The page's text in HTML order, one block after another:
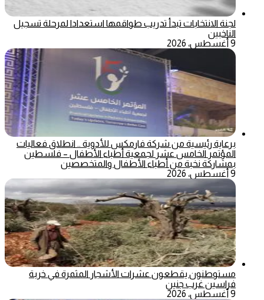
لجنة الانتخابات تبدأ تدريب طواقمها استعدادا لمرحلة تسجيل
الناخبين
9 أغسطس، 2026
برعاية رئيسية من شركة فارمكس للأدوية .. انطلاق فعاليات
المؤتمر الخامس عشر لجمعية أطباء الأطفال – فلسطين
بمشاركة نخبة من أطباء الأطفال والمتخصصين
9 أغسطس، 2026
مستوطنون يقطعون عشرات الأشجار المثمرة في خربة
فراسين غرب جنين
9 أغسطس، 2026